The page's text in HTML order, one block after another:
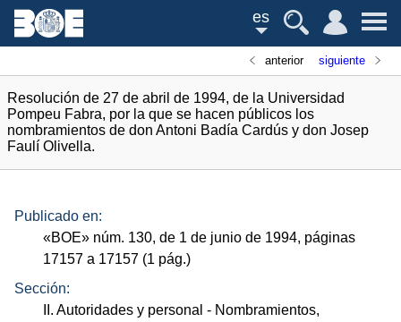
es
anterior siguiente
Resolución de 27 de abril de 1994, de la Universidad
Pompeu Fabra, por la que se hacen públicos los
nombramientos de don Antoni Badía Cardús y don Josep
Faulí Olivella.
Publicado en:
«BOE» núm. 130, de 1 de junio de 1994, páginas
17157 a 17157 (1 pág.)
Sección:
II. Autoridades y personal - Nombramientos,